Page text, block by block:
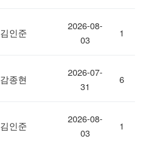
김인준
2026-08-
03
1
감종현
2026-07-
31
6
김인준
2026-08-
03
1